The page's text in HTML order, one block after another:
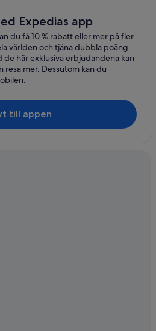
Star
Antonio
Expedias app
du få 10 % rabatt eller mer på fler
världen och tjäna dubbla poäng
här exklusiva erbjudandena kan
resa mer. Dessutom kan du
till appen